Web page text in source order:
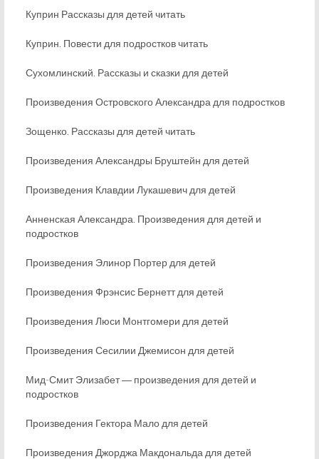
Куприн Рассказы для детей читать
Куприн. Повести для подростков читать
Сухомлинский. Рассказы и сказки для детей
Произведения Островского Александра для подростков
Зощенко. Рассказы для детей читать
Произведения Александры Бруштейн для детей
Произведения Клавдии Лукашевич для детей
Анненская Александра. Произведения для детей и
подростков
Произведения Элинор Портер для детей
Произведения Фрэнсис Бернетт для детей
Произведения Люси Монтгомери для детей
Произведения Сесилии Джемисон для детей
Мид-Смит Элизабет ― произведения для детей и
подростков
Произведения Гектора Мало для детей
Произведения Джорджа Макдональда для детей